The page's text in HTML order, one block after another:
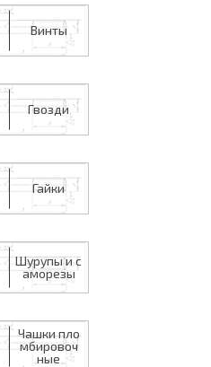
Винты
Гвозди
Гайки
Шурупы и с
аморезы
Чашки пло
мбировоч
ные